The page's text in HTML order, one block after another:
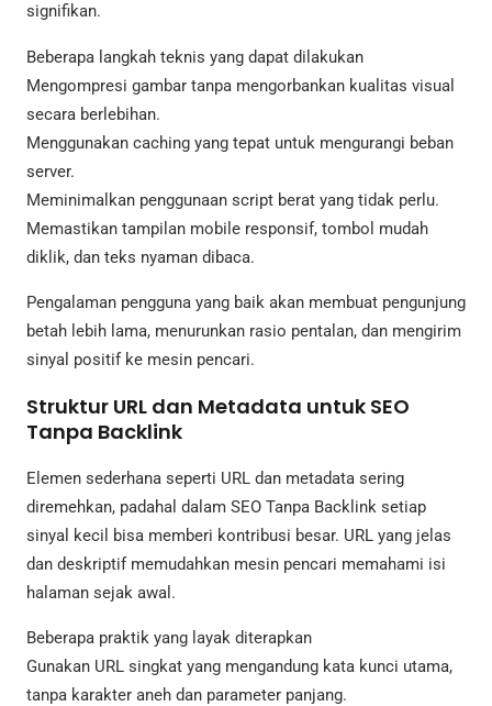
signifikan.
Beberapa langkah teknis yang dapat dilakukan
Mengompresi gambar tanpa mengorbankan kualitas visual
secara berlebihan.
Menggunakan caching yang tepat untuk mengurangi beban
server.
Meminimalkan penggunaan script berat yang tidak perlu.
Memastikan tampilan mobile responsif, tombol mudah
diklik, dan teks nyaman dibaca.
Pengalaman pengguna yang baik akan membuat pengunjung
betah lebih lama, menurunkan rasio pentalan, dan mengirim
sinyal positif ke mesin pencari.
Struktur URL dan Metadata untuk SEO
Tanpa Backlink
Elemen sederhana seperti URL dan metadata sering
diremehkan, padahal dalam SEO Tanpa Backlink setiap
sinyal kecil bisa memberi kontribusi besar. URL yang jelas
dan deskriptif memudahkan mesin pencari memahami isi
halaman sejak awal.
Beberapa praktik yang layak diterapkan
Gunakan URL singkat yang mengandung kata kunci utama,
tanpa karakter aneh dan parameter panjang.